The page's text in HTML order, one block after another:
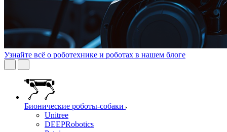
Узнайте всё о роботехнике и роботах в нашем блоге
Бионические роботы-собаки
Unitree
DEEPRobotics